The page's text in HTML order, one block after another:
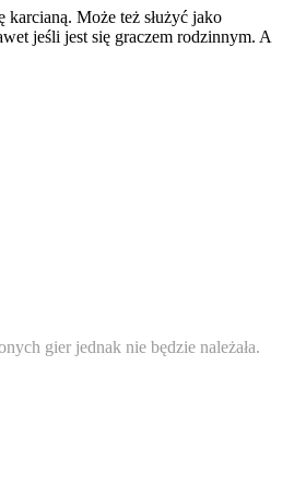
Może też służyć jako
jeśli jest się graczem rodzinnym. A
gier jednak nie będzie należała.